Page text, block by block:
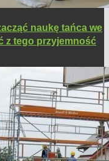
naukę tańca we
z tego przyjemność